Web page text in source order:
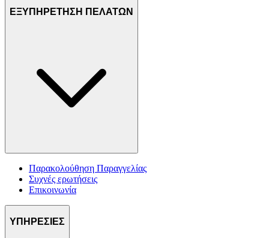
ΕΞΥΠΗΡΕΤΗΣΗ ΠΕΛΑΤΩΝ
Παρακολούθηση Παραγγελίας
Συχνές ερωτήσεις
Επικοινωνία
ΥΠΗΡΕΣΙΕΣ